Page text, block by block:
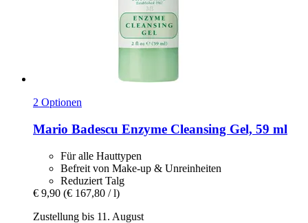
2 Optionen
Mario Badescu Enzyme Cleansing Gel, 59 ml
Für alle Hauttypen
Befreit von Make-up & Unreinheiten
Reduziert Talg
€ 9,90 (€ 167,80 / l)
Zustellung bis 11. August